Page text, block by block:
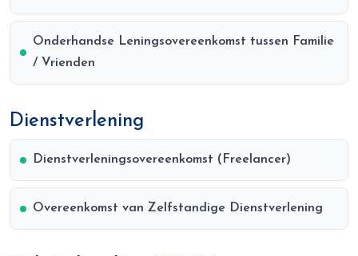
Onderhandse Leningsovereenkomst tussen Familie
/ Vrienden
Dienstverlening
Dienstverleningsovereenkomst (Freelancer)
Overeenkomst van Zelfstandige Dienstverlening